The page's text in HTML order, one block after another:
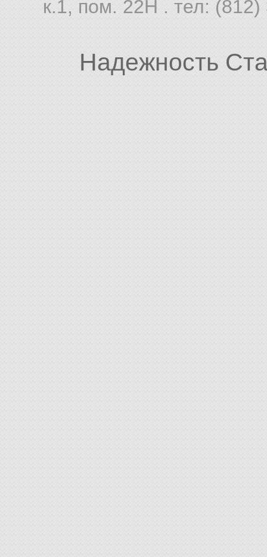
к.1, пом. 22Н . тел:
Надежность